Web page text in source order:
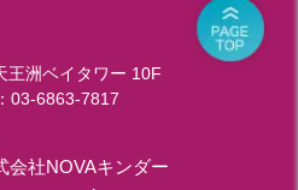
王洲ベイタワー 10F
03-6863-7817
会社NOVAキンダー